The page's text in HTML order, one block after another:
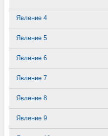
Явление 4
Явление 5
Явление 6
Явление 7
Явление 8
Явление 9